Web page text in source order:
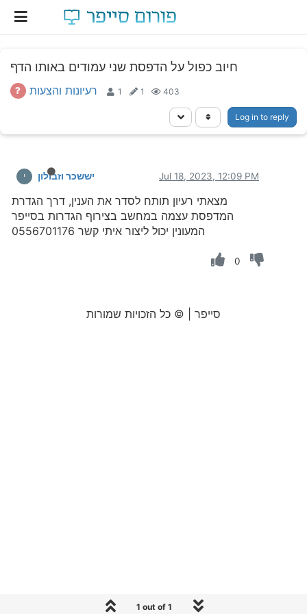
חיוב כפול על הדפסת שני עמודים באותו הדף
רעיונות והצעות 1 1 403
Log in to reply
י יששכר וזבולון Jul 18, 2023, 12:09 PM
מצאתי רעיון תותח לסדר את הענין, דרך הגדרת
המדפסת עצמה במחשב בצירוף הגדרות בסייפר
המעונין יכול ליצור איתי קשר 0556701176
0
1 out of 1
סייפר | © כל הזכויות שמורות